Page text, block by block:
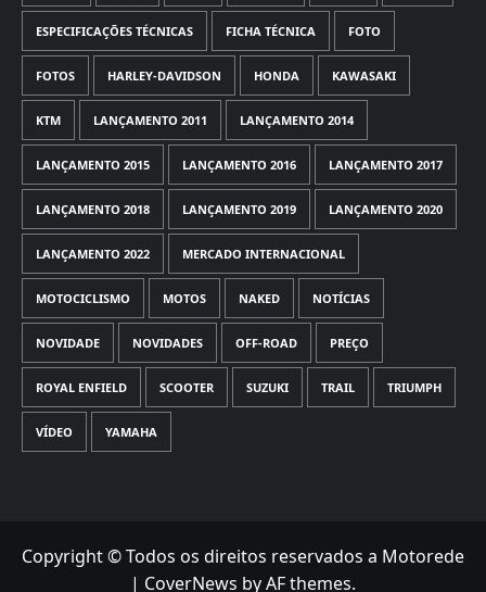
ESPECIFICAÇÕES TÉCNICAS FICHA TÉCNICA FOTO
FOTOS HARLEY-DAVIDSON HONDA KAWASAKI
KTM LANÇAMENTO 2011 LANÇAMENTO 2014
LANÇAMENTO 2015 LANÇAMENTO 2016 LANÇAMENTO 2017
LANÇAMENTO 2018 LANÇAMENTO 2019 LANÇAMENTO 2020
LANÇAMENTO 2022 MERCADO INTERNACIONAL
MOTOCICLISMO MOTOS NAKED NOTÍCIAS
NOVIDADE NOVIDADES OFF-ROAD PREÇO
ROYAL ENFIELD SCOOTER SUZUKI TRAIL TRIUMPH
VÍDEO YAMAHA
Copyright © Todos os direitos reservados a Motorede
| CoverNews by AF themes.